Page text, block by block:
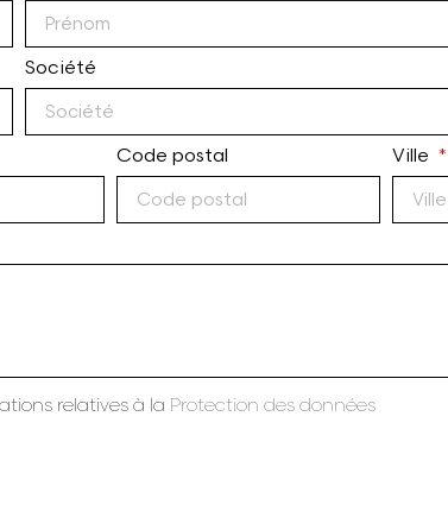
Société
Code postal Ville
relatives à la Protection des données